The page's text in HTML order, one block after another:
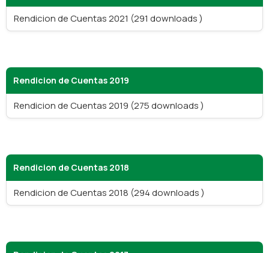
Rendicion de Cuentas 2021 (291 downloads )
Rendicion de Cuentas 2019
Rendicion de Cuentas 2019 (275 downloads )
Rendicion de Cuentas 2018
Rendicion de Cuentas 2018 (294 downloads )